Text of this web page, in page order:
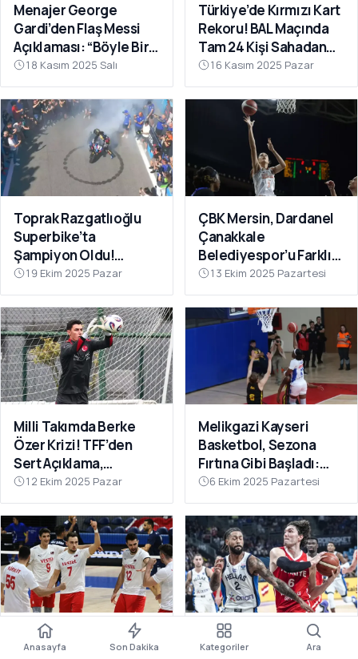
Menajer George
Gardi’den Flaş Messi
Açıklaması: “Böyle Bir
Fırsat Olursa,
Galatasaray İçin
Faydalı Olabilir”
18 Kasım 2025 Salı
Türkiye’de Kırmızı Kart
Rekoru! BAL Maçında
Tam 24 Kişi Sahadan
Atıldı
16 Kasım 2025 Pazar
Toprak Razgatlıoğlu
Superbike’ta
Şampiyon Oldu!
Rakibinin Skandal
Hamlesi Tepki Çekti
19 Ekim 2025 Pazar
ÇBK Mersin, Dardanel
Çanakkale
Belediyespor’u Farklı
Geçti: 112-78
13 Ekim 2025 Pazartesi
Milli Takımda Berke
Özer Krizi! TFF’den
Sert Açıklama,
Kaleciden Yanıt
Gecikmedi
12 Ekim 2025 Pazar
Melikgazi Kayseri
Basketbol, Sezona
Fırtına Gibi Başladı:
Dardanel Çanakkale’yi
Farklı Geçti
6 Ekim 2025 Pazartesi
Filenin Efeleri Dünya
Şampiyonası’nda 2’de
12 Dev Adam Fırtına
Gibi: Yunanistan’ı Ezip
Anasayfa Son Dakika Kategoriler Ara